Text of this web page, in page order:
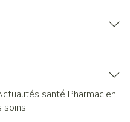
santé Pharmacien
soins